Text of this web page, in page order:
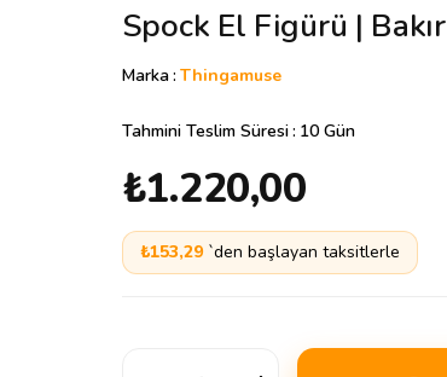
Spock El Figürü | Bakır
Marka: Thingamuse
Tahmini Teslim Süresi: 10 Gün
₺1.220,00
₺153,29 `den başlayan taksitlerle